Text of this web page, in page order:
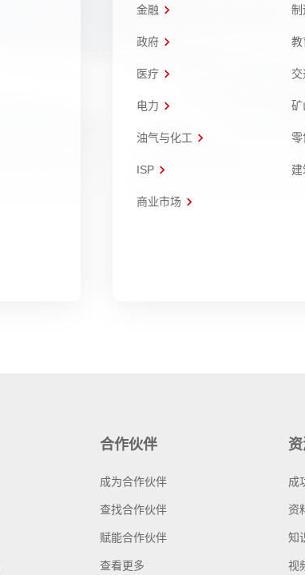
金融 制
政府 教
医疗 交
电力 矿
油气与化工 零
ISP
商业市场
合作伙伴
成为合作伙伴
查找合作伙伴
赋能合作伙伴
查看更多
成
资
知
视